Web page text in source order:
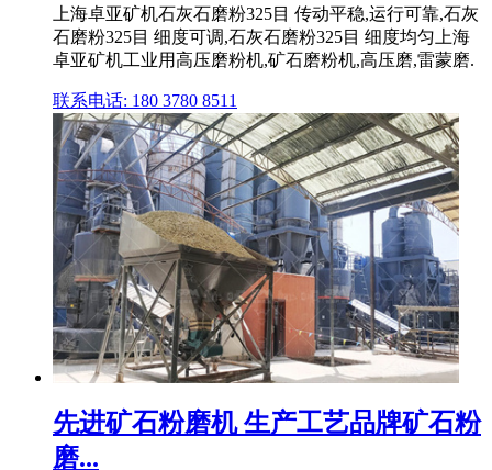
上海卓亚矿机石灰石磨粉325目 传动平稳,运行可靠,石灰
石磨粉325目 细度可调,石灰石磨粉325目 细度均匀上海
卓亚矿机工业用高压磨粉机,矿石磨粉机,高压磨,雷蒙磨.
联系电话: 180 3780 8511
先进矿石粉磨机 生产工艺品牌矿石粉
磨...